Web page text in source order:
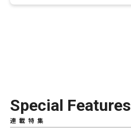
Special Features
連載特集